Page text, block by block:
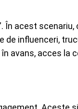
În acest
de influenceri,
avans, acces la